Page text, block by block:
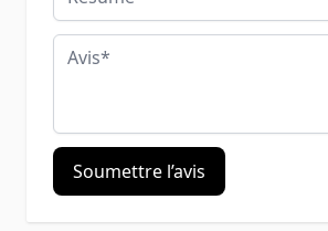
Avis
Soumettre l’avis